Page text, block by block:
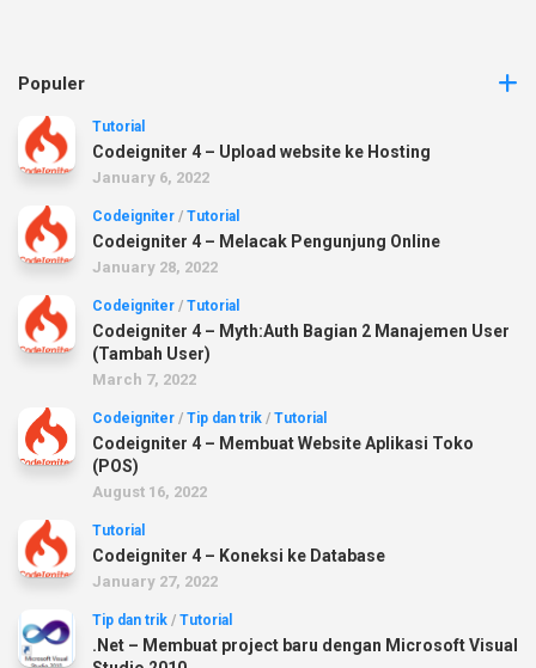
Populer
Tutorial
Codeigniter 4 – Upload website ke Hosting
January 6, 2022
Codeigniter / Tutorial
Codeigniter 4 – Melacak Pengunjung Online
January 28, 2022
Codeigniter / Tutorial
Codeigniter 4 – Myth:Auth Bagian 2 Manajemen User
(Tambah User)
March 7, 2022
Codeigniter / Tip dan trik / Tutorial
Codeigniter 4 – Membuat Website Aplikasi Toko
(POS)
August 16, 2022
Tutorial
Codeigniter 4 – Koneksi ke Database
January 27, 2022
Tip dan trik / Tutorial
.Net – Membuat project baru dengan Microsoft Visual